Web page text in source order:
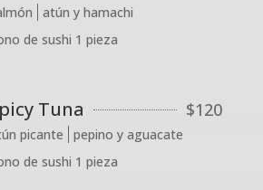
atún y hamachi
de sushi 1 pieza
Tuna $120
picante
pepino y aguacate
de sushi 1 pieza